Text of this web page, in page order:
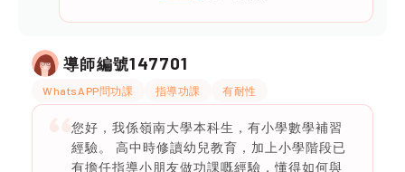
導師編號147701
WhatsAPP問功課 指導功課 有耐性
您好，我係嶺南大學本科生，有小學數學補習
經驗。 高中時修讀幼兒教育，加上小學階段已
有擔任指導小朋友做功課嘅經驗，懂得如何與